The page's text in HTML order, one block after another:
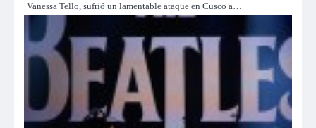
Vanessa Tello, sufrió un lamentable ataque en Cusco a…